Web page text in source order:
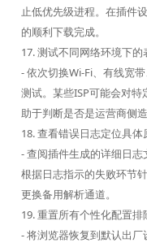
止低优先级进程。在插件
的顺利下载完成。
17. 测试不同网络环境下的
- 依次切换Wi-Fi、有线宽
测试。某些ISP可能会对
助于判断是否是运营商侧
18. 查看错误日志定位具体
- 查阅插件生成的详细日志
根据日志指示的失败环节
更换备用解析通道。
19. 重置所有个性化配置排
- 将浏览器恢复到默认出